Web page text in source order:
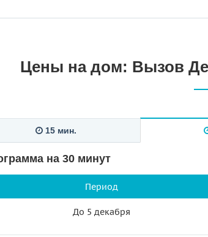
Цены на дом: Вызов
15 мин.
на 30 минут
Период
До 5 декабря